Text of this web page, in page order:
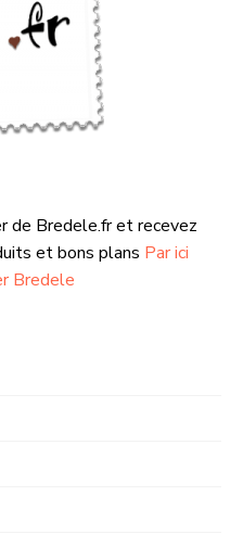
de Bredele.fr et recevez
et bons plans Par ici
Bredele